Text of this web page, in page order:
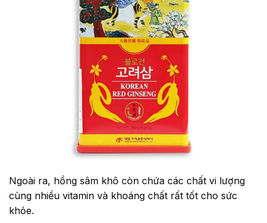
Ngoài ra, hồng sâm khô còn chứa các chất vi lượng
cùng nhiều vitamin và khoáng chất rất tốt cho sức
khỏe.